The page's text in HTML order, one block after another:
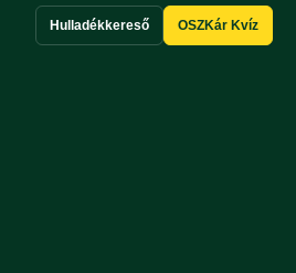
Hulladékkereső OSZKár Kvíz